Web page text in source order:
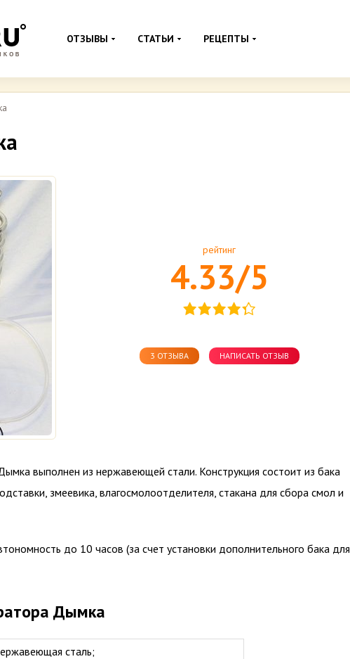
ОТЗЫВЫ СТАТЬИ РЕЦЕПТЫ
рейтинг
4.33/5
3 ОТЗЫВА НАПИСАТЬ ОТЗЫВ
выполнен из нержавеющей стали. Конструкция состоит из бака
змеевика, влагосмолоотделителя, стакана для сбора смол и
до 10 часов (за счет установки дополнительного бака
Дымка
сталь;